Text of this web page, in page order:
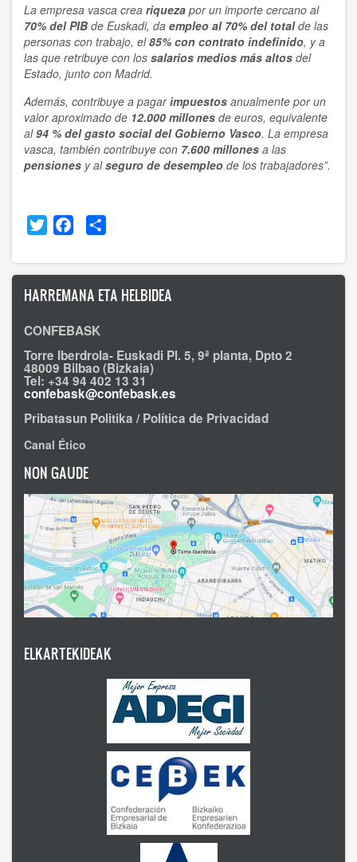
La empresa vasca crea riqueza por un importe cercano al
70% del PIB de Euskadi, da empleo al 70% del totalde las
personas con trabajo, el85% con contrato indefinido, y a
las que retribuye con los salarios medios más altos del
Estado, junto con Madrid.
Además, contribuye a pagarimpuestos anualmente por un
valor aproximado de 12.000 millones de euros, equivalente
al94 % del gasto social del Gobierno Vasco. La empresa
vasca, también contribuye con 7.600 millones a las
pensiones y alseguro de desempleo de los trabajadores”.
Twitter Facebook
HARREMANA ETA HELBIDEA
CONFEBASK
Torre Iberdrola- Euskadi Pl. 5, 9ª planta, Dpto 2
48009 Bilbao (Bizkaia)
Tel: +34 94 402 13 31
confebask@confebask.es
Pribatasun Politika / Política de Privacidad
Canal Ético
NON GAUDE
ELKARTEKIDEAK